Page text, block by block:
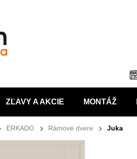
ZĽAVY A AKCIE MONTÁŽ
ERKADO Rámové dvere Juka